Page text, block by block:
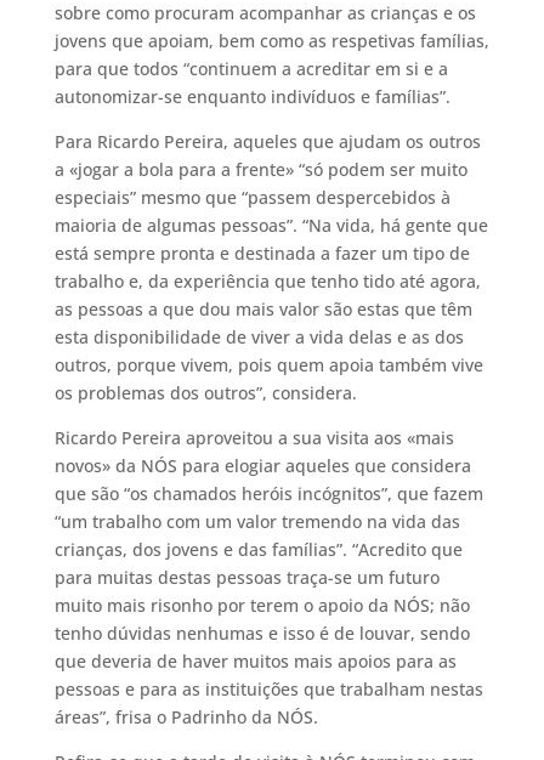
sobre como procuram acompanhar as crianças e os
jovens que apoiam, bem como as respetivas famílias,
para que todos “continuem a acreditar em si e a
autonomizar-se enquanto indivíduos e famílias”.
Para Ricardo Pereira, aqueles que ajudam os outros
a «jogar a bola para a frente» “só podem ser muito
especiais” mesmo que “passem despercebidos à
maioria de algumas pessoas”. “Na vida, há gente que
está sempre pronta e destinada a fazer um tipo de
trabalho e, da experiência que tenho tido até agora,
as pessoas a que dou mais valor são estas que têm
esta disponibilidade de viver a vida delas e as dos
outros, porque vivem, pois quem apoia também vive
os problemas dos outros”, considera.
Ricardo Pereira aproveitou a sua visita aos «mais
novos» da NÓS para elogiar aqueles que considera
que são “os chamados heróis incógnitos”, que fazem
“um trabalho com um valor tremendo na vida das
crianças, dos jovens e das famílias”. “Acredito que
para muitas destas pessoas traça-se um futuro
muito mais risonho por terem o apoio da NÓS; não
tenho dúvidas nenhumas e isso é de louvar, sendo
que deveria de haver muitos mais apoios para as
pessoas e para as instituições que trabalham nestas
áreas”, frisa o Padrinho da NÓS.